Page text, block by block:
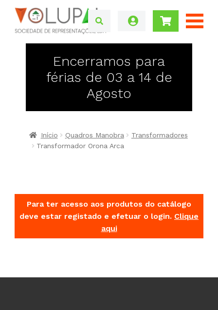
Encerramos para
férias de 03 a 14 de
Agosto
Início Quadros Manobra
Transformadores
Transformador Orona Arca
Para ter acesso aos produtos do catálogo
deve estar registado e efetuar o login. Clique
aqui